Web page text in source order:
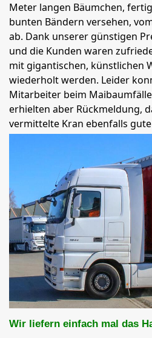
Meter langen Bäumchen,
bunten Bändern versehen,
ab. Dank unserer günstigen
und die Kunden waren
mit gigantischen, künstlichen
wiederholt werden. Leider
Mitarbeiter beim
erhielten aber Rückmeldung,
vermittelte Kran ebenfalls
Wir liefern einfach mal das